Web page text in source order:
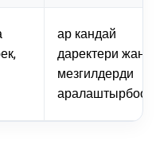
ар кандай
даректери жана
мезгилдерди
аралаштырбоо